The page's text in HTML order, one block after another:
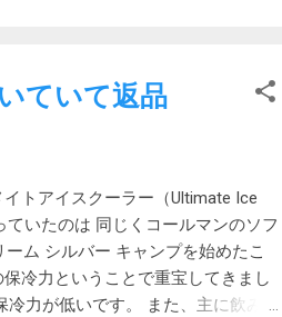
んじゃないかという気がしていま
に使っていてこれも快調です。
(EIRP) 2.4 GHz : 18dBm(FCC) /
ずPCのUSB3.0ポートに挿してみま
的には悪くない速度です。レイテ
ていて返品
トアイスクーラー（Ultimate Ice
いたのは 同じくコールマンのソフ
ム シルバー キャンプを始めたこ
冷力ということで重宝してきまし
力が低いです。 また、主に飲み